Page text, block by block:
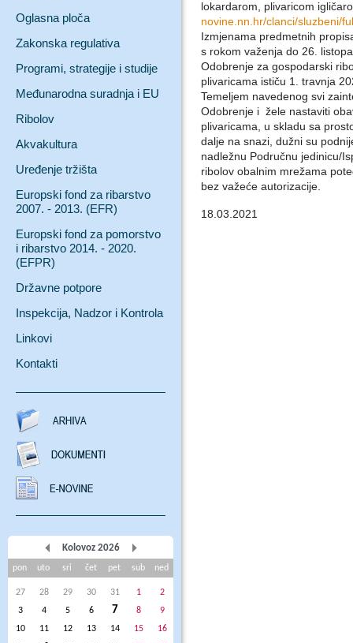
Oglasna ploča
Zakonska regulativa
Programi, strategije i studije
Međunarodna suradnja i EU
Ribolov
Akvakultura
Uređenje tržišta
Europski fond za ribarstvo
2007. - 2013. (EFR)
Europski fond za pomorstvo
i ribarstvo 2014. - 2020.
(EFPR)
Državne potpore
Inspekcija, Nadzor i Kontrola
Linkovi
Kontakti
Kolovoz 2026
pon uto sri čet pet sub ned
27 28 29 30 31 1
2
3
4 5 6 7 8
9
10
11 12 13 14 15
16
lokardarom, plivaricom
novine.nn.hr/clanci/sluzbeni/
Izmjenama predmetnih
s rokom važenja do 26.
Odobrenje za gospodarski
plivaricama ističu 1. travnja
Temeljem navedenog svi
Odobrenje i žele nastaviti
plivaricama, u skladu sa
dalje na snazi, dužni su
nadležnu Područnu jedinicu/
ribolov obalnim mrežama
bez važeće autorizacije.
18.03.2021